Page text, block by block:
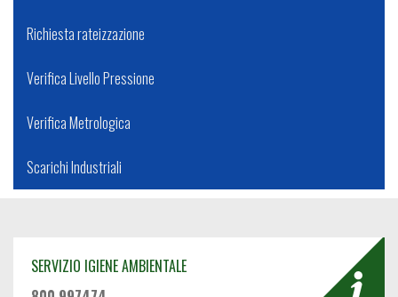
Richiesta rateizzazione
Verifica Livello Pressione
Verifica Metrologica
Scarichi Industriali
SERVIZIO IGIENE AMBIENTALE